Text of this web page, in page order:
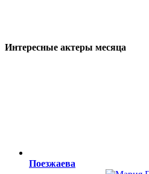
Интересные актеры месяца
Поезжаева